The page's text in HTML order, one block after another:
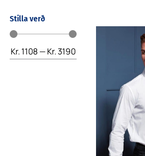
Stilla verð
Kr. 1108 —Kr.3190